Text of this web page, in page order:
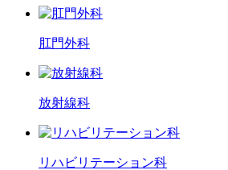
肛門外科
放射線科
リハビリテーション科